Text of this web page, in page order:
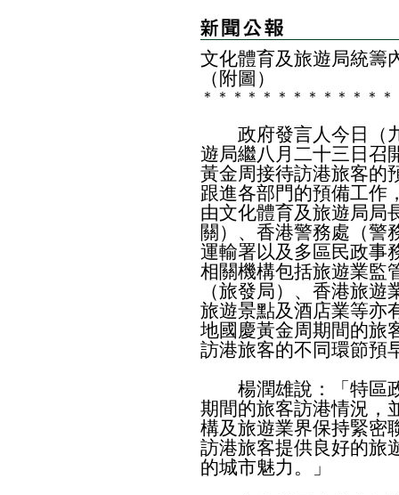
文化體育及旅遊局統籌
（附圖）
＊ ＊ ＊ ＊ ＊ ＊ ＊ ＊ ＊ ＊ ＊ ＊ ＊
政府發言人今日（九
遊局繼八月二十三日召
黃金周接待訪港旅客的
跟進各部門的預備工作
由文化體育及旅遊局局
關）、香港警務處（警
運輸署以及多區民政事
相關機構包括旅遊業監
（旅發局）、香港旅
旅遊景點及酒店業等亦
地國慶黃金周期間的旅
訪港旅客的不同環節預
楊潤雄說：「特區政
期間的旅客訪港情況，
構及旅遊業界保持緊密
訪港旅客提供良好的旅
的城市魅力。」